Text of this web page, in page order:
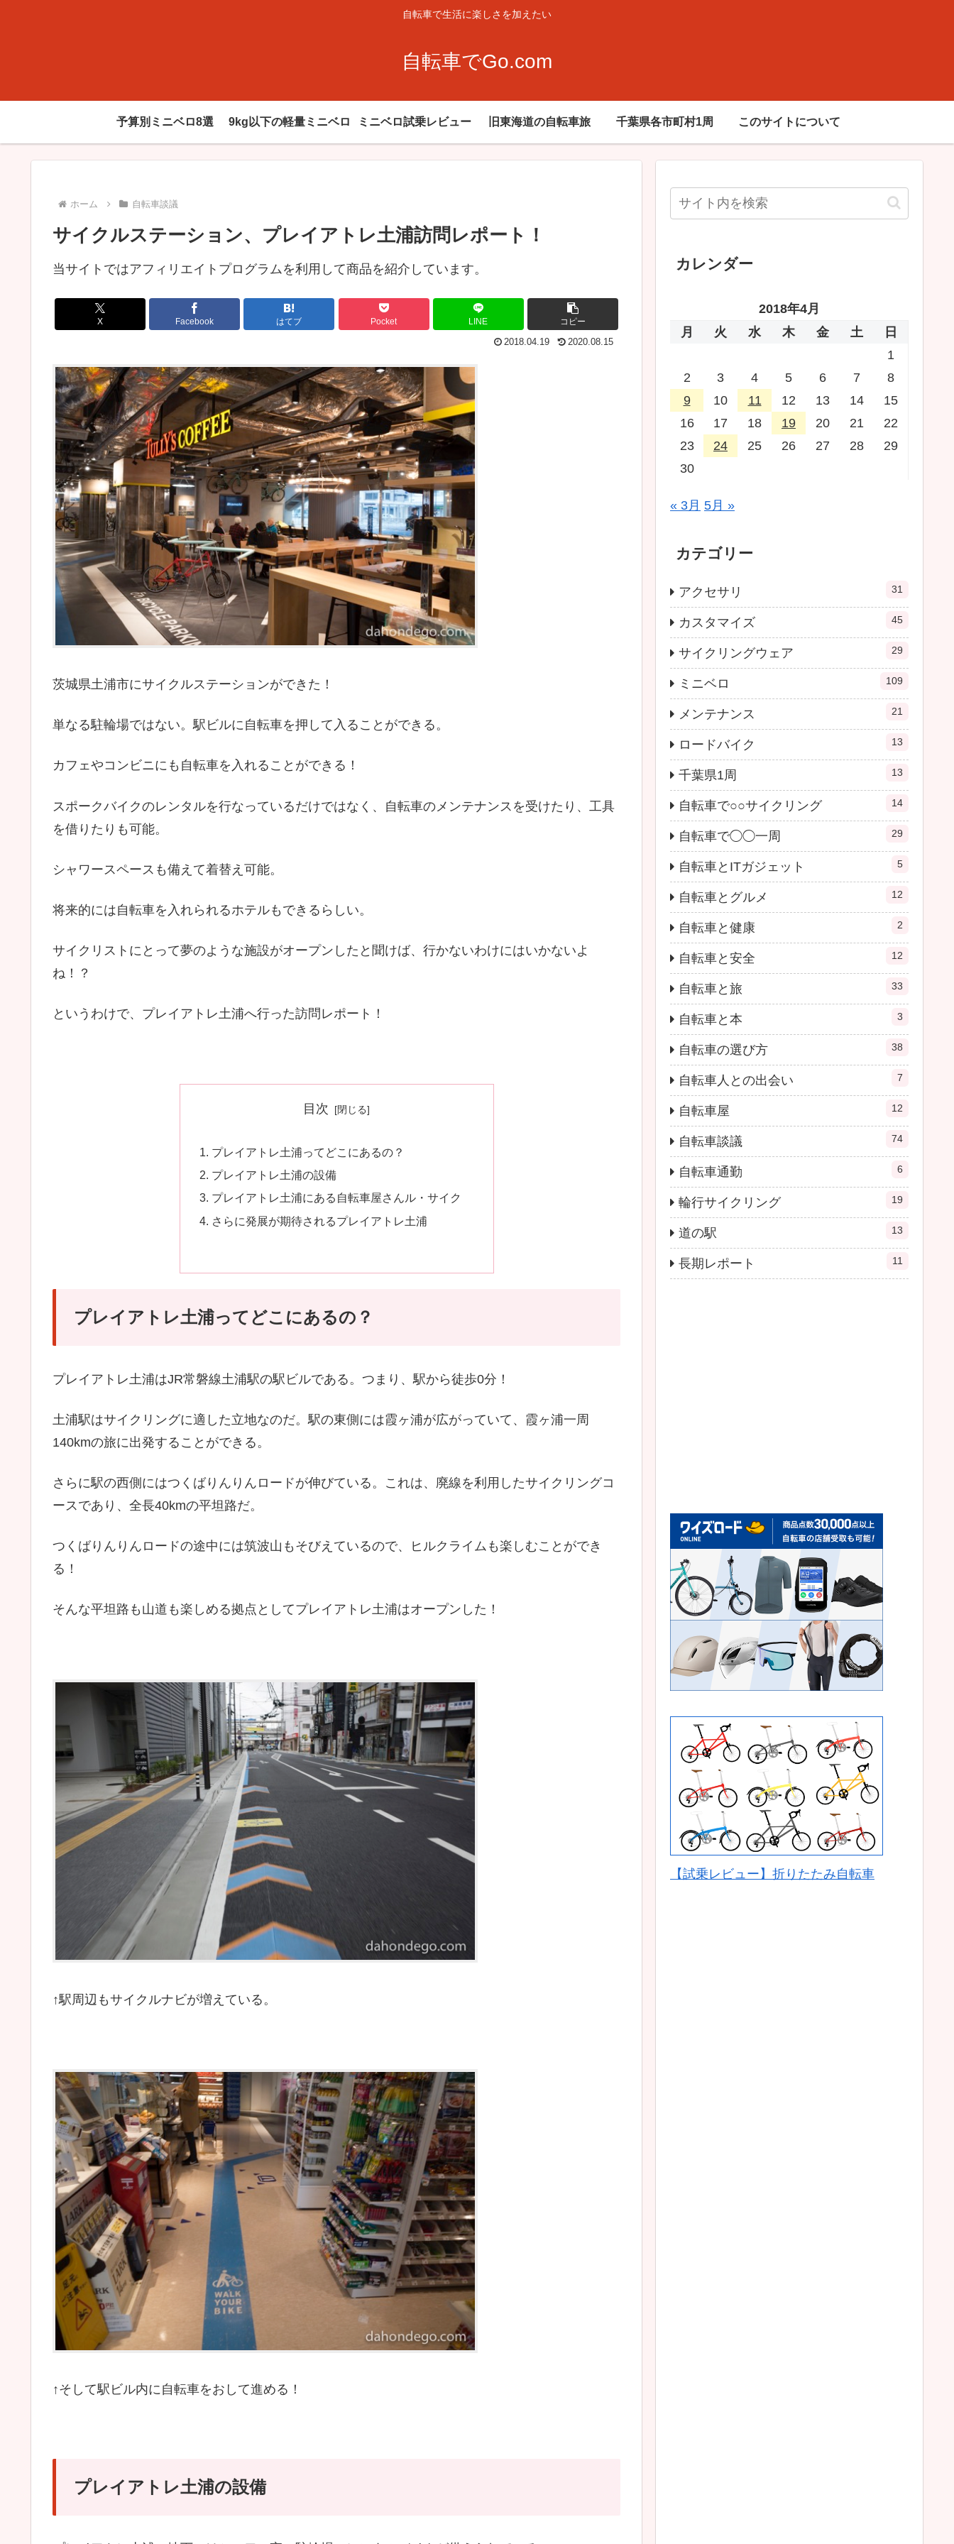
自転車で生活に楽しさを加えたい
自転車でGo.com
予算別ミニベロ8選 9kg以下の軽量ミニベロ ミニベロ試乗レビュー 旧東海道の自転車旅 千葉県各市町村1周 このサイトについて
ホーム 自転車談議
サイクルステーション、プレイアトレ土浦訪問レポート！
当サイトではアフィリエイトプログラムを利用して商品を紹介しています。
X Facebook はてブ Pocket LINE コピー
2018.04.19 2020.08.15
茨城県土浦市にサイクルステーションができた！
単なる駐輪場ではない。駅ビルに自転車を押して入ることができる。
カフェやコンビニにも自転車を入れることができる！
スポークバイクのレンタルを行なっているだけではなく、自転車のメンテナンスを受けたり、工具
を借りたりも可能。
シャワースペースも備えて着替え可能。
将来的には自転車を入れられるホテルもできるらしい。
サイクリストにとって夢のような施設がオープンしたと聞けば、行かないわけにはいかないよ
ね！？
というわけで、プレイアトレ土浦へ行った訪問レポート！
目次
プレイアトレ土浦ってどこにあるの？
プレイアトレ土浦の設備
プレイアトレ土浦にある自転車屋さんル・サイク
さらに発展が期待されるプレイアトレ土浦
プレイアトレ土浦ってどこにあるの？
プレイアトレ土浦はJR常磐線土浦駅の駅ビルである。つまり、駅から徒歩0分！
土浦駅はサイクリングに適した立地なのだ。駅の東側には霞ヶ浦が広がっていて、霞ヶ浦一周
140kmの旅に出発することができる。
さらに駅の西側にはつくばりんりんロードが伸びている。これは、廃線を利用したサイクリングコ
ースであり、全長40kmの平坦路だ。
つくばりんりんロードの途中には筑波山もそびえているので、ヒルクライムも楽しむことができ
る！
そんな平坦路も山道も楽しめる拠点としてプレイアトレ土浦はオープンした！
↑駅周辺もサイクルナビが増えている。
↑そして駅ビル内に自転車をおして進める！
プレイアトレ土浦の設備
カレンダー
2018年4月
月
火 水 木 金 土
日
1
2
3 4 5 6 7
8
9
10 11 12 13 14
15
16
17 18 19 20 21
22
23
24 25 26 27 28
29
30
« 3月 5月 »
カテゴリー
アクセサリ 31
カスタマイズ 45
サイクリングウェア 29
ミニベロ 109
メンテナンス 21
ロードバイク 13
千葉県1周 13
自転車で○○サイクリング 14
自転車で◯◯一周 29
自転車とITガジェット 5
自転車とグルメ 12
自転車と健康 2
自転車と安全 12
自転車と旅 33
自転車と本 3
自転車の選び方 38
自転車人との出会い 7
自転車屋 12
自転車談議 74
自転車通勤 6
輪行サイクリング 19
道の駅 13
長期レポート 11
【試乗レビュー】折りたたみ自転車